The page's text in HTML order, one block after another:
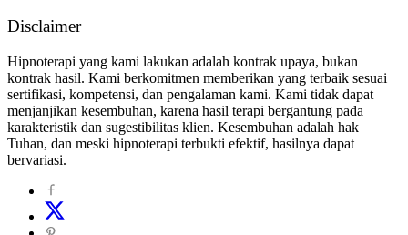
Disclaimer
Hipnoterapi yang kami lakukan adalah kontrak upaya, bukan
kontrak hasil. Kami berkomitmen memberikan yang terbaik sesuai
sertifikasi, kompetensi, dan pengalaman kami. Kami tidak dapat
menjanjikan kesembuhan, karena hasil terapi bergantung pada
karakteristik dan sugestibilitas klien. Kesembuhan adalah hak
Tuhan, dan meski hipnoterapi terbukti efektif, hasilnya dapat
bervariasi.